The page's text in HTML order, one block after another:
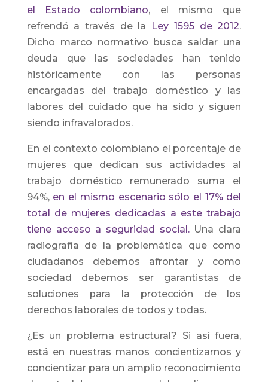
el Estado colombiano, el mismo que
refrendó a través de la Ley 1595 de 2012.
Dicho marco normativo busca saldar una
deuda que las sociedades han tenido
históricamente con las personas
encargadas del trabajo doméstico y las
labores del cuidado que ha sido y siguen
siendo infravalorados.
En el contexto colombiano el porcentaje de
mujeres que dedican sus actividades al
trabajo doméstico remunerado suma el
94%, en el mismo escenario sólo el 17% del
total de mujeres dedicadas a este trabajo
tiene acceso a seguridad social.Una clara
radiografía de la problemática que como
ciudadanos debemos afrontar y como
sociedad debemos ser garantistas de
soluciones para la protección de los
derechos laborales de todos y todas.
¿Es un problema estructural? Si así fuera,
está en nuestras manos concientizarnos y
concientizar para un amplio reconocimiento